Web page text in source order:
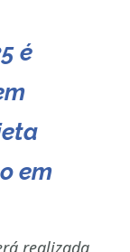
é
em
realizada